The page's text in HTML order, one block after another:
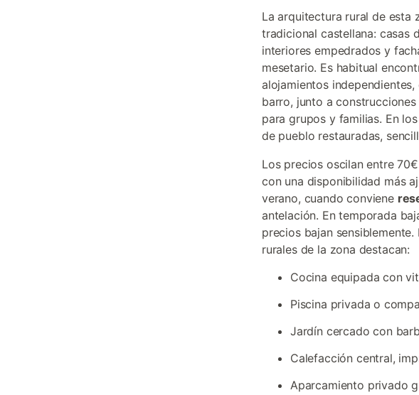
La arquitectura rural de esta
tradicional castellana: casas
interiores empedrados y
mesetario. Es habitual
alojamientos
barro, junto a
para grupos y familias. En
de pueblo restauradas,
Los precios oscilan entre
con una disponibilidad más
verano, cuando conviene
antelación. En temporada
precios bajan
rurales de la zona destacan:
Cocina equipada con
Piscina privada o
Jardín cercado con
Calefacción central,
Aparcamiento privado